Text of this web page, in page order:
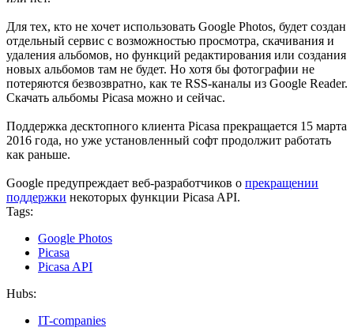
Для тех, кто не хочет использовать Google Photos, будет создан
отдельный сервис с возможностью просмотра, скачивания и
удаления альбомов, но функций редактирования или создания
новых альбомов там не будет. Но хотя бы фотографии не
потеряются безвозвратно, как те RSS-каналы из Google Reader.
Скачать альбомы Picasa можно и сейчас.
Поддержка десктопного клиента Picasa прекращается 15 марта
2016 года, но уже установленный софт продолжит работать
как раньше.
Google предупреждает веб-разработчиков о прекращении
поддержки некоторых функции Picasa API.
Tags:
Google Photos
Picasa
Picasa API
Hubs:
IT-companies